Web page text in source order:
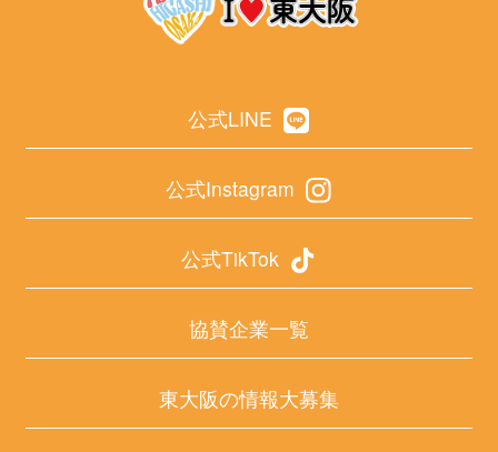
公式LINE
公式Instagram
公式TikTok
協賛企業一覧
東大阪の情報大募集